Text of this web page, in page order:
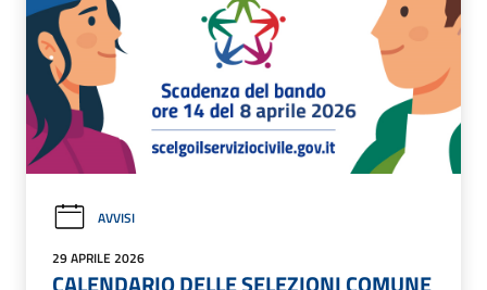
AVVISI
29 APRILE 2026